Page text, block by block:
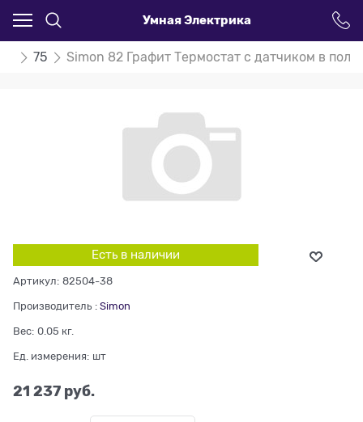
Умная Электрика
75 Simon 82 Графит Термостат с датчиком в пол
Есть в наличии
Артикул: 82504-38
Производитель : Simon
Вес: 0.05 кг.
Ед. измерения: шт
21 237 руб.